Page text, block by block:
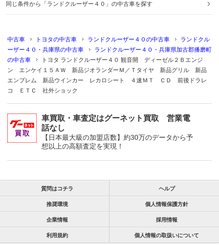
同じ条件から「ランドクルーザー４０」の中古車を探す
中古車 トヨタの中古車 ランドクルーザー４０の中古車
ランドクル
ーザー４０・兵庫県の中古車
ランドクルーザー４０・兵庫県加古郡播磨町
の中古車
トヨタ ランドクルーザー４０ 観音開 ディーゼル２Ｂエンジ
ン エンケイ１５ＡＷ 新品ジオランダーＭ／Ｔタイヤ 新品グリル 新品
エンブレム 新品ウインカー レカロシート ４速ＭＴ ＣＤ 前後ドラレ
コ ＥＴＣ 社外ショック
車買取・車査定はグーネット買取 営業電
話なし
【日本最大級の加盟店数】約30万のデータから予
想以上の高額査定を実現！
質問はコチラ ヘルプ
推奨環境 個人情報保護方針
企業情報 採用情報
利用規約 個人情報の取扱いについて